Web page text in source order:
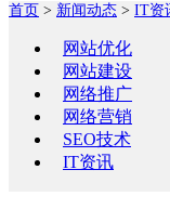
首页 > 新闻动态 > IT资
网站优化
网站建设
网络推广
网络营销
SEO技术
IT资讯